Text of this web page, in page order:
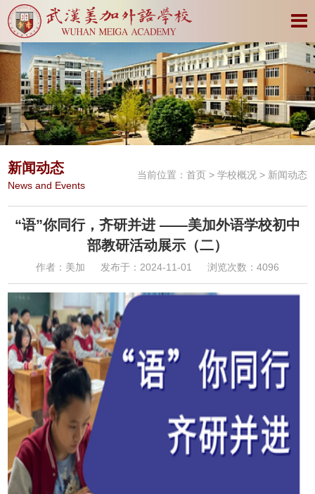
新闻动态
News and Events
当前位置： 首页> 学校概况> 新闻动态
“语”你同行，齐研并进 ——美加外语学校初中
部教研活动展示（二）
作者：美加 发布于：2024-11-01 浏览次数：4096